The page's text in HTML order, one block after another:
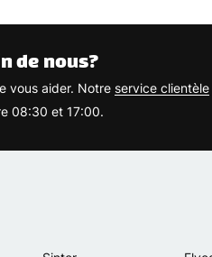
de nous?
vous aider. Notre service clientèle
08:30 et 17:00.